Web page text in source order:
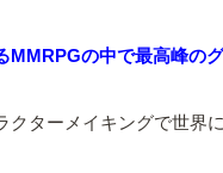
MMRPGの中で最高峰の
クターメイキングで世界